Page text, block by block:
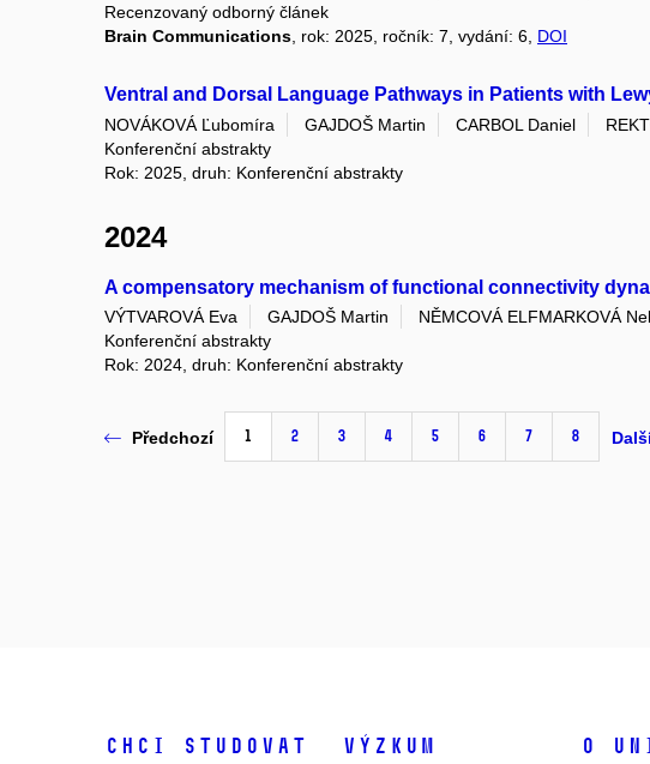
Recenzovaný odborný článek
Brain Communications, rok: 2025, ročník: 7, vydání: 6, DOI
Ventral and Dorsal Language Pathways in Patients with
NOVÁKOVÁ Ľubomíra GAJDOŠ Martin CARBOL Daniel
Konferenční abstrakty
Rok: 2025, druh: Konferenční abstrakty
2024
A compensatory mechanism of functional connectivity
VÝTVAROVÁ Eva GAJDOŠ Martin NĚMCOVÁ ELFMARKOVÁ
Konferenční abstrakty
Rok: 2024, druh: Konferenční abstrakty
Předchozí 1 2 3 4 5 6 7 8
Chci studovat Výzkum O